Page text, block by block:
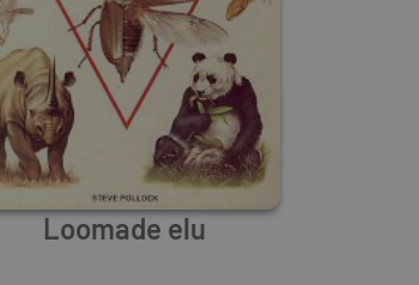
Loomade elu